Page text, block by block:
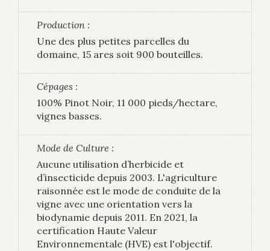
Production :
Une des plus petites parcelles du
domaine, 15 ares soit 900 bouteilles.
Cépages :
100% Pinot Noir, 11 000 pieds/hectare,
vignes basses.
Mode de Culture :
Aucune utilisation d’herbicide et
d’insecticide depuis 2003. L'agriculture
raisonnée est le mode de conduite de la
vigne avec une orientation vers la
biodynamie depuis 2011. En 2021, la
certification Haute Valeur
Environnementale (HVE) est l'objectif.